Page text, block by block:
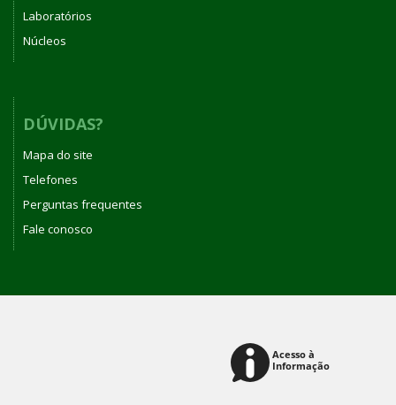
Laboratórios
Núcleos
DÚVIDAS?
Mapa do site
Telefones
Perguntas frequentes
Fale conosco